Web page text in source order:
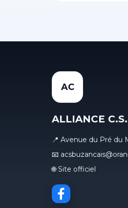
AC
ALLIANCE
📍 Avenue du Pré du
📧
🌐 Site officiel